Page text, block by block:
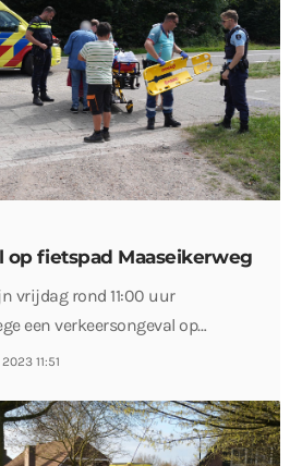
op fietspad Maaseikerweg
vrijdag rond 11:00 uur
een verkeersongeval op…
11:51